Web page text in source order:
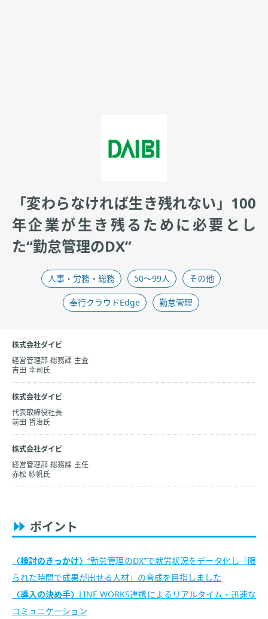
「変わらなければ生き残れない」 100
年企業が生き残るために必要とし
た“勤怠管理のDX”
人事・労務・総務​ 50〜99人 その他
奉行クラウドEdge 勤怠管理
株式会社ダイビ
経営管理部 総務課 主査
吉田 幸司氏
株式会社ダイビ
代表取締役社長
前田 哲治氏
株式会社ダイビ
経営管理部 総務課 主任
赤松 紗帆氏
ポイント
検討のきっかけ
“勤怠管理のDX”で就労状況をデータ化し「限
られた時間で成果が出せる人材」の育成を目指しました
導入の決め手
LINE WORKS連携によるリアルタイム・迅速な
コミュニケーション